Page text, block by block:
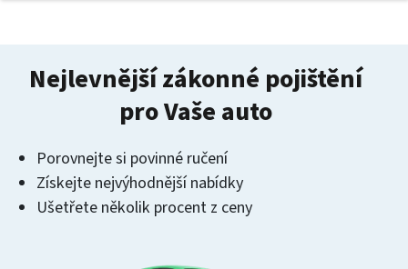
Nejlevnější zákonné pojištění
pro Vaše auto
Porovnejte si povinné ručení
Získejte nejvýhodnější nabídky
Ušetřete několik procent z ceny